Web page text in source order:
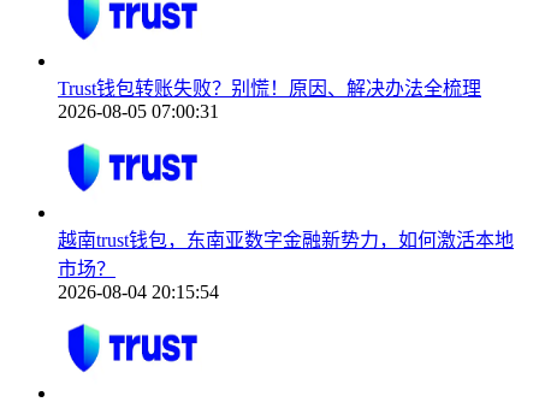
Trust钱包转账失败？别慌！原因、解决办法全梳理
2026-08-05 07:00:31
越南trust钱包，东南亚数字金融新势力，如何激活本地
市场？
2026-08-04 20:15:54